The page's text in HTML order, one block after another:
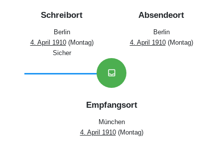
Schreibort
Berlin
4. April 1910(Montag)
Sicher
Absendeort
Berlin
4. April 1910(Montag)
inbox
Empfangsort
München
4. April 1910(Montag)